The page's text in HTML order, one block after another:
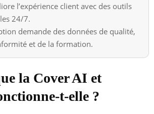
l’expérience client avec des outils
24/7.
demande des données de qualité,
et de la formation.
la Cover AI et
t-elle ?